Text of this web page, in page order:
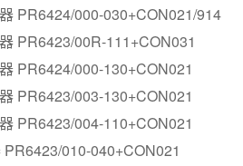
PR6424/000-030+CON021/914
PR6423/00R-111+CON031
PR6424/000-130+CON021
PR6423/003-130+CON021
PR6423/004-110+CON021
010-040+CON021